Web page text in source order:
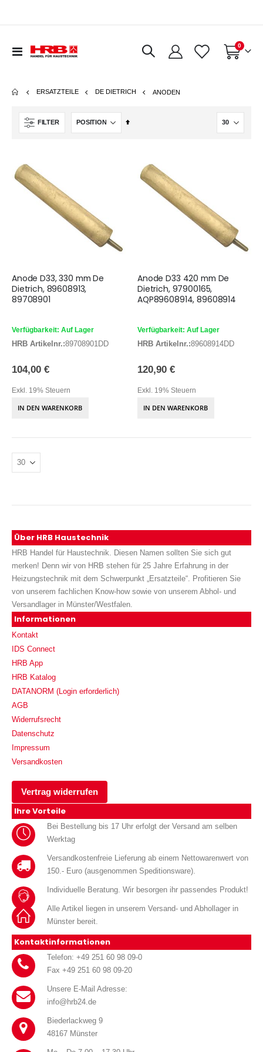
Navigation
Warenkorb
0Artikel
ERSATZTEILE DE DIETRICH ANODEN
FILTER
In
Anode D33, 330 mm De
Dietrich, 89608913,
89708901
Verfügbarkeit: Auf Lager
HRB Artikelnr.:89708901DD
104,00 €
Exkl. 19% Steuern
IN DEN WARENKORB
Anode D33 420 mm De
Dietrich, 97900165,
AQP89608914, 89608914
Verfügbarkeit: Auf Lager
HRB Artikelnr.:89608914DD
120,90 €
Exkl. 19% Steuern
IN DEN WARENKORB
Über HRB Haustechnik
HRB Handel für Haustechnik. Diesen Namen sollten Sie sich gut
merken! Denn wir von HRB stehen für 25 Jahre Erfahrung in der
Heizungstechnik mit dem Schwerpunkt „Ersatzteile“. Profitieren Sie
von unserem fachlichen Know-how sowie von unserem Abhol- und
Versandlager in Münster/Westfalen.
Informationen
Kontakt
IDS Connect
HRB App
HRB Katalog
DATANORM (Login erforderlich)
AGB
Widerrufsrecht
Datenschutz
Impressum
Versandkosten
Vertrag widerrufen
Ihre Vorteile
Bei Bestellung bis 17 Uhr erfolgt der Versand am selben
Werktag
Versandkostenfreie Lieferung ab einem Nettowarenwert von
150.- Euro (ausgenommen Speditionsware).
Individuelle Beratung. Wir besorgen ihr passendes Produkt!
Alle Artikel liegen in unserem Versand- und Abhollager in
Münster bereit.
Kontaktinformationen
Telefon: +49 251 60 98 09-0
Fax +49 251 60 98 09-20
Unsere E-Mail Adresse:
info@hrb24.de
Biederlackweg 9
48167 Münster